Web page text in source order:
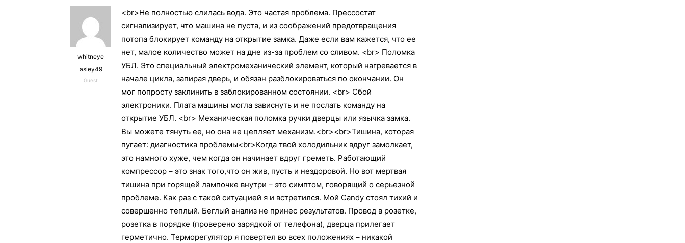
whitneye
asley49
Guest
<br>Не полностью слилась вода. Это частая проблема. Прессостат
сигнализирует, что машина не пуста, и из соображений предотвращения
потопа блокирует команду на открытие замка. Даже если вам кажется, что ее
нет, малое количество может на дне из-за проблем со сливом. <br> Поломка
УБЛ. Это специальный электромеханический элемент, который нагревается в
начале цикла, запирая дверь, и обязан разблокироваться по окончании. Он
мог попросту заклинить в заблокированном состоянии. <br> Сбой
электроники. Плата машины могла зависнуть и не послать команду на
открытие УБЛ. <br> Механическая поломка ручки дверцы или язычка замка.
Вы можете тянуть ее, но она не цепляет механизм.<br><br>Тишина, которая
пугает: диагностика проблемы<br>Когда твой холодильник вдруг замолкает,
это намного хуже, чем когда он начинает вдруг греметь. Работающий
компрессор – это знак того,что он жив, пусть и нездоровой. Но вот мертвая
тишина при горящей лампочке внутри – это симптом, говорящий о серьезной
проблеме. Как раз с такой ситуацией я и встретился. Мой Candy стоял тихий и
совершенно теплый. Беглый анализ не принес результатов. Провод в розетке,
розетка в порядке (проверено зарядкой от телефона), дверца прилегает
герметично. Терморегулятор я повертел во всех положениях – никакой